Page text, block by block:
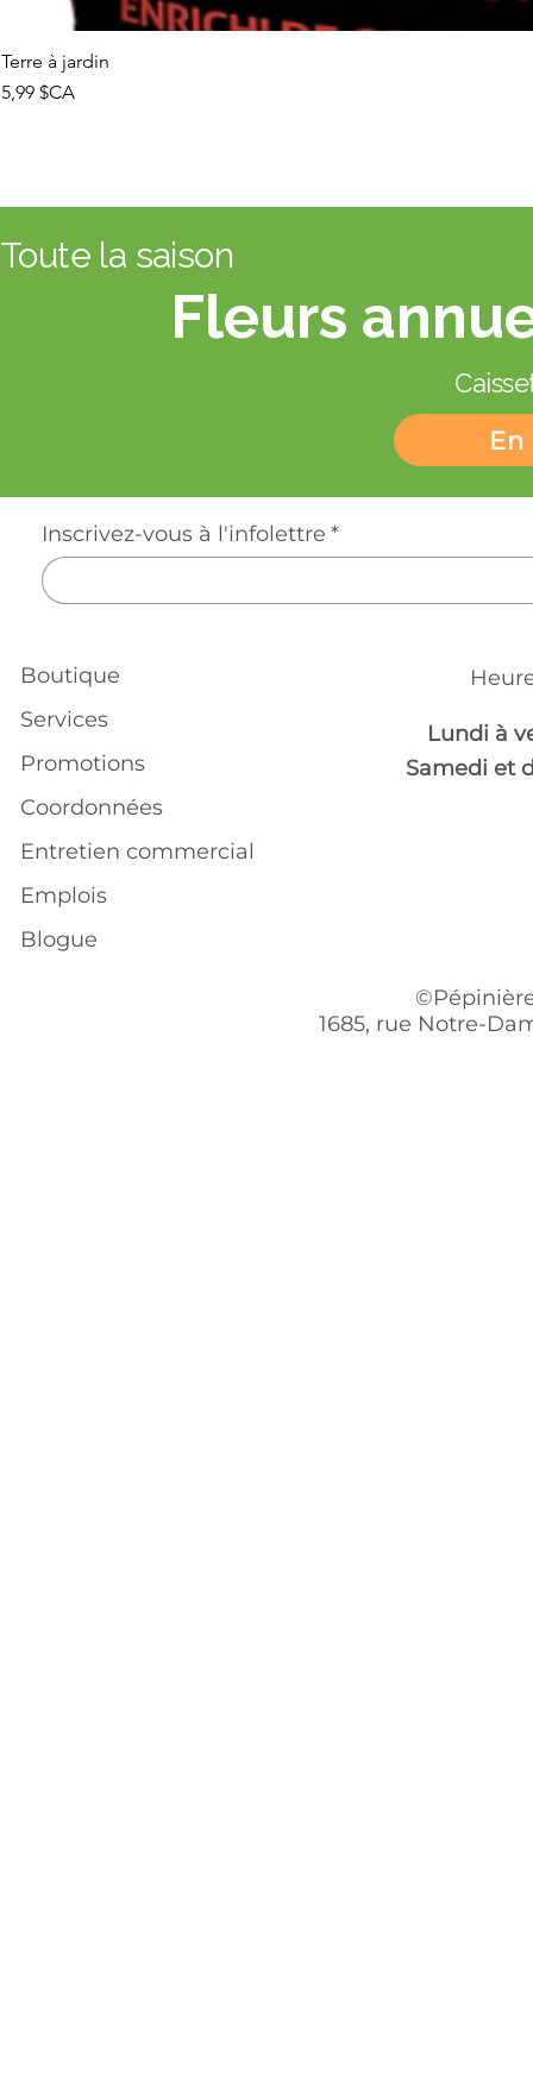
Terre à jardin
Prix
5,99 $CA
Fleurs
Toute la saison
Inscrivez-vous à l'infolettre *
Boutique
Services
Promotions
Coordonnées
Entretien commercial
Emplois
Blogue
Lundi à
Samedi et
1685, rue Notre-